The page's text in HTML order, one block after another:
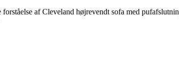
forståelse af Cleveland højrevendt sofa med